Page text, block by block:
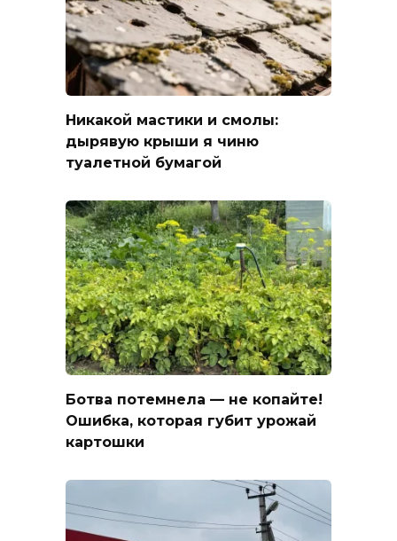
Никакой мастики и смолы:
дырявую крыши я чиню
туалетной бумагой
Ботва потемнела — не копайте!
Ошибка, которая губит урожай
картошки